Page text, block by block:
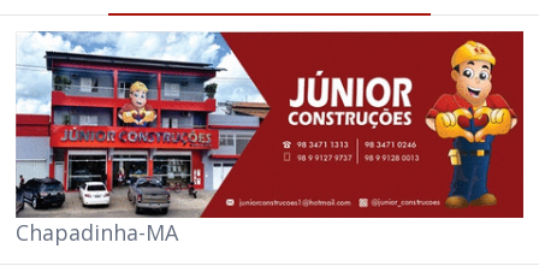
Chapadinha-MA